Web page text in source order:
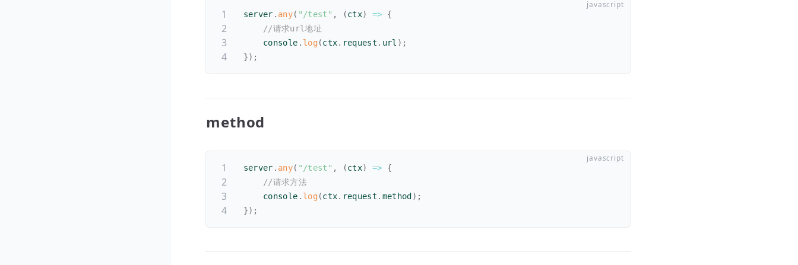
server . any( "/test" , (ctx) =>
{
//请求url地址
    console
. log (ctx. request . url ) ;
}) ;
method
server . any( "/test" , (ctx) =>
{
//请求方法
    console
. log (ctx. request . method ) ;
}) ;